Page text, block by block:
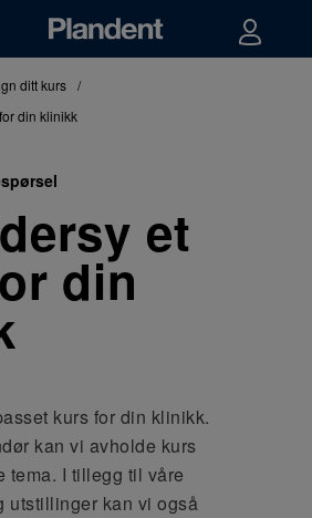
ditt kurs /
din klinikk
et
din
kurs for din klinikk.
kan vi avholde kurs
tema. I tillegg til våre
utstillinger kan vi også